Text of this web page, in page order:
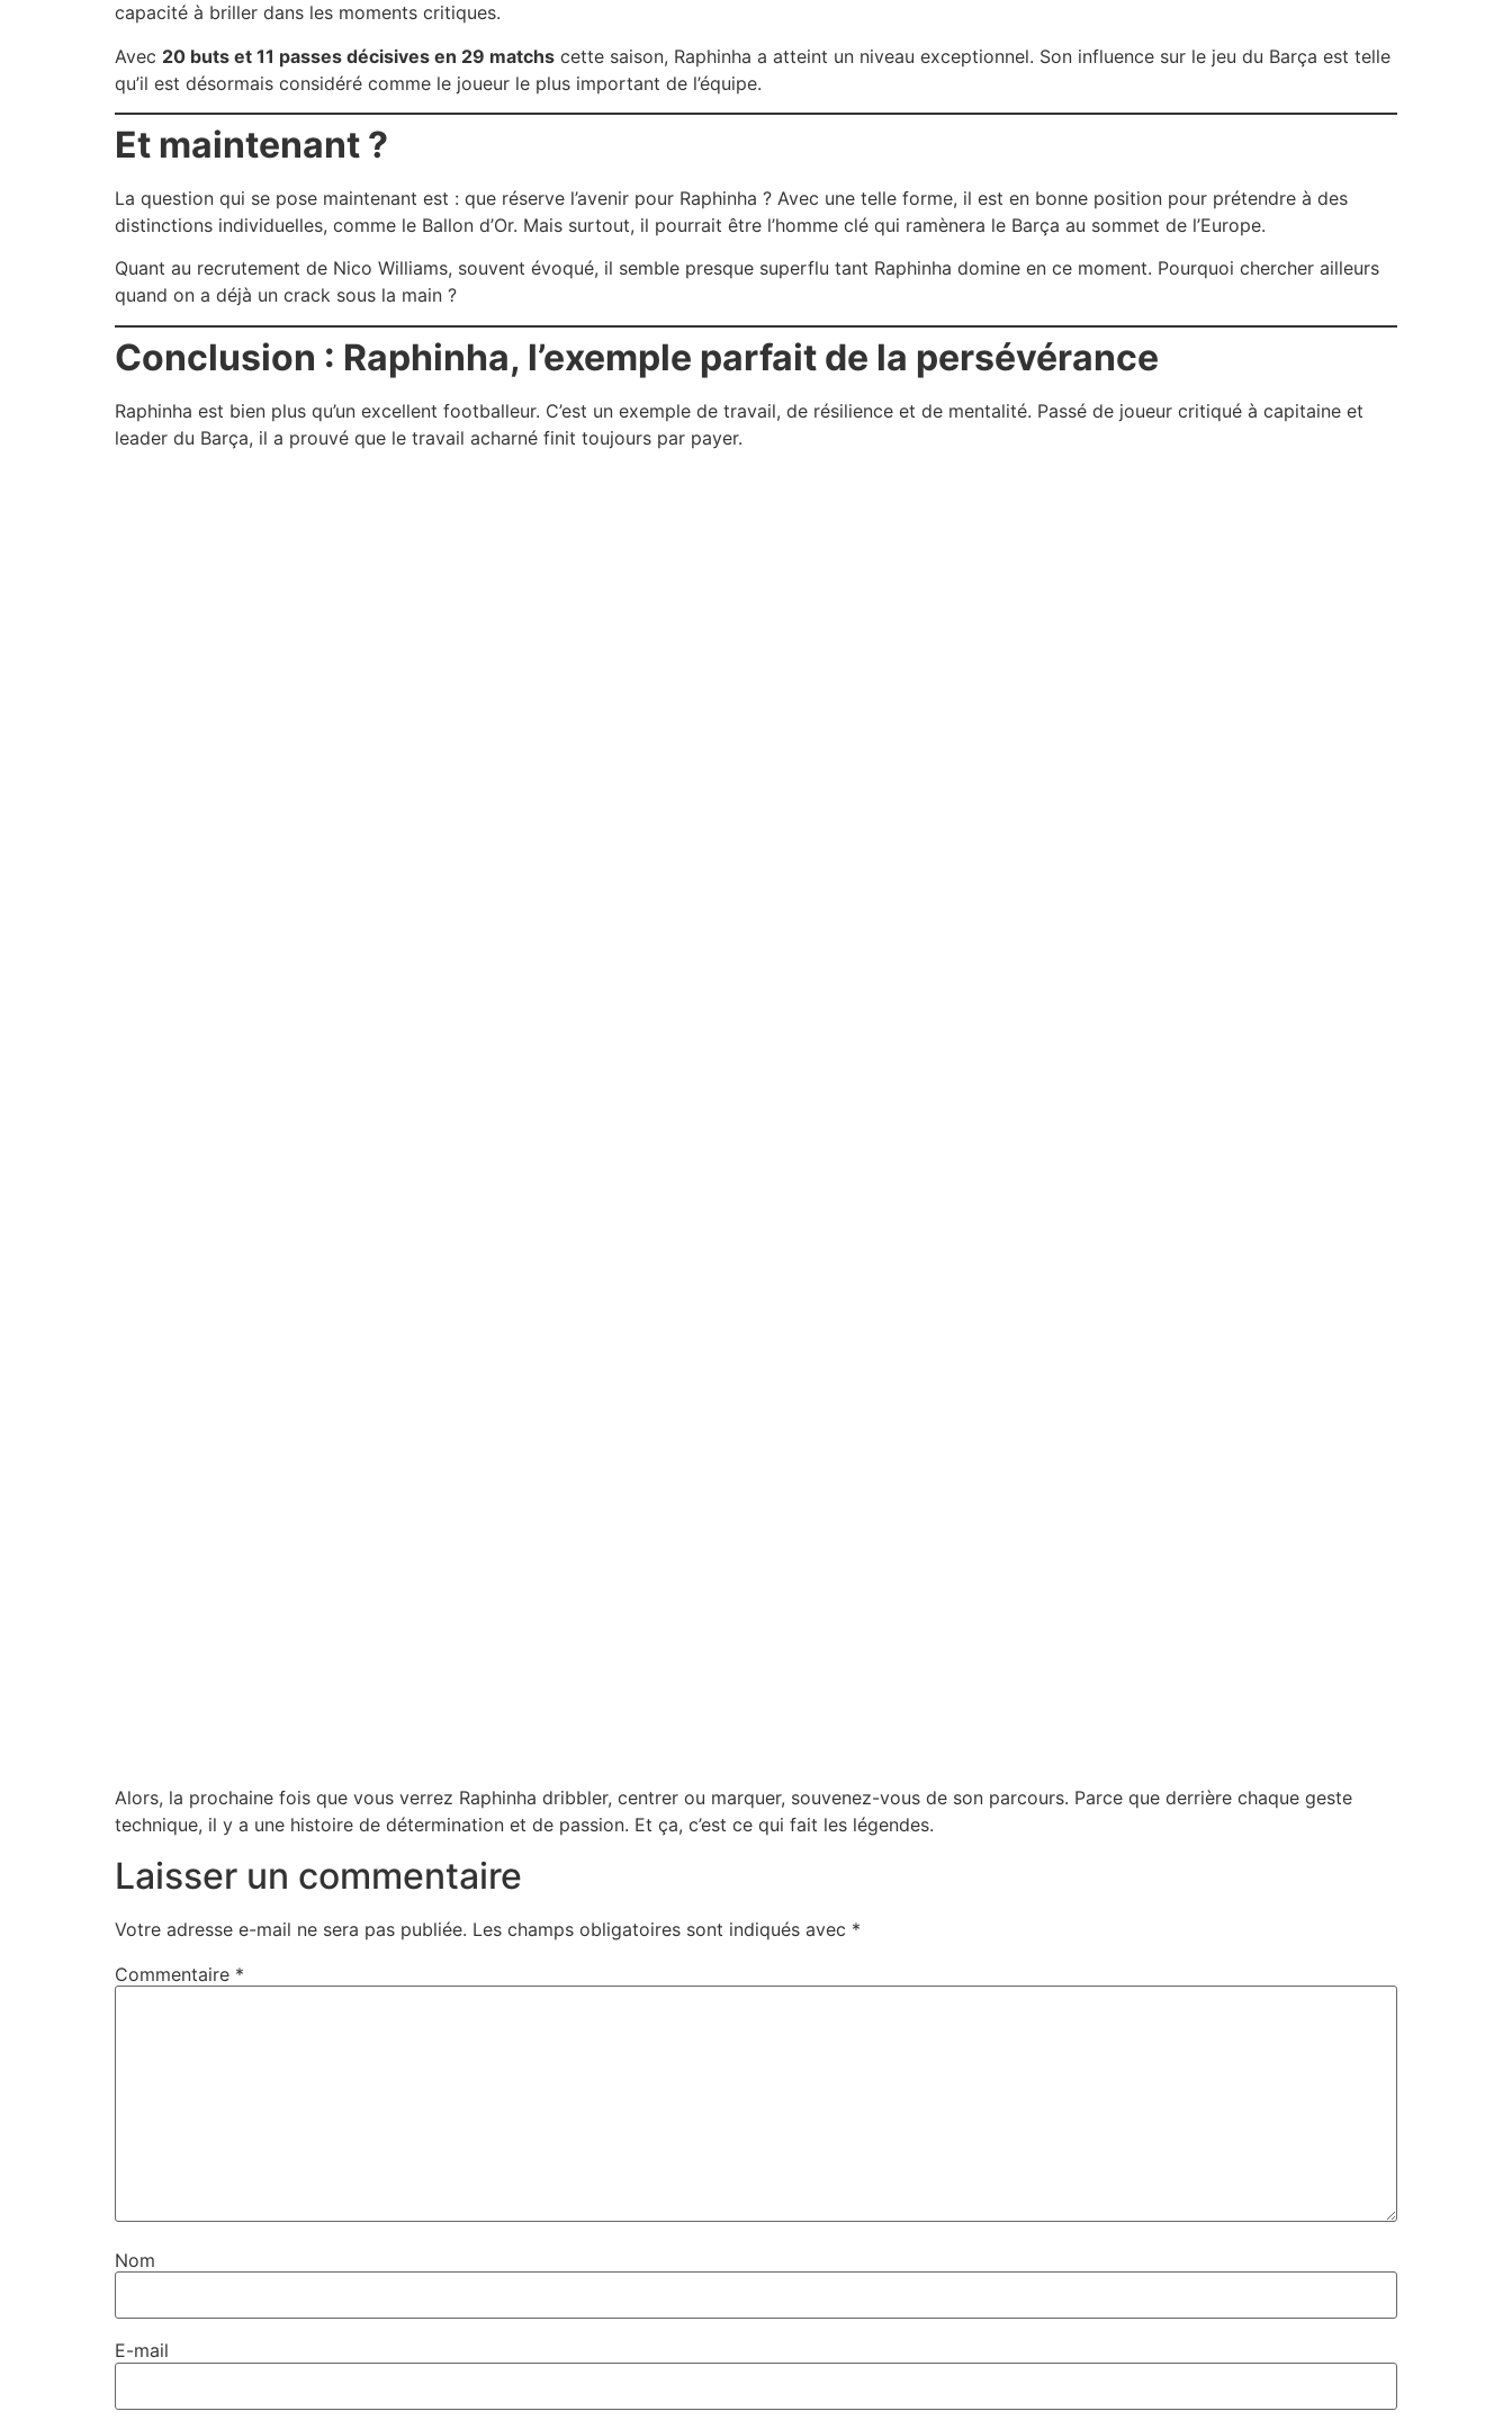
capacité à briller dans les moments critiques.
Avec 20 buts et 11 passes décisives en 29 matchs cette saison, Raphinha a atteint un niveau exceptionnel. Son influence sur le jeu du Barça est telle
qu’il est désormais considéré comme le joueur le plus important de l’équipe.
Et maintenant ?
La question qui se pose maintenant est : que réserve l’avenir pour Raphinha ? Avec une telle forme, il est en bonne position pour prétendre à des
distinctions individuelles, comme le Ballon d’Or. Mais surtout, il pourrait être l’homme clé qui ramènera le Barça au sommet de l’Europe.
Quant au recrutement de Nico Williams, souvent évoqué, il semble presque superflu tant Raphinha domine en ce moment. Pourquoi chercher ailleurs
quand on a déjà un crack sous la main ?
Conclusion : Raphinha, l’exemple parfait de la persévérance
Raphinha est bien plus qu’un excellent footballeur. C’est un exemple de travail, de résilience et de mentalité. Passé de joueur critiqué à capitaine et
leader du Barça, il a prouvé que le travail acharné finit toujours par payer.
Alors, la prochaine fois que vous verrez Raphinha dribbler, centrer ou marquer, souvenez-vous de son parcours. Parce que derrière chaque geste
technique, il y a une histoire de détermination et de passion. Et ça, c’est ce qui fait les légendes.
Laisser un commentaire
Votre adresse e-mail ne sera pas publiée. Les champs obligatoires sont indiqués avec *
Commentaire *
Nom
E-mail